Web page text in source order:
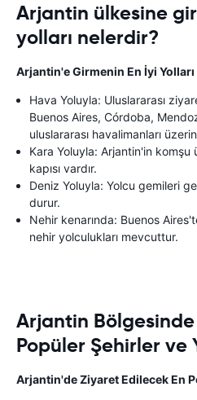
Arjantin ülkesine
yolları nelerdir?
Arjantin'e Girmenin En İyi Yolları
Hava Yoluyla: Uluslararası
Buenos Aires, Córdoba,
uluslararası havalimanları
Kara Yoluyla: Arjantin'in komşu
kapısı vardır.
Deniz Yoluyla: Yolcu gemileri
durur.
Nehir kenarında: Buenos
nehir yolculukları mevcuttur.
Arjantin
Popüler Şehirler ve
Arjantin'de Ziyaret Edilecek En